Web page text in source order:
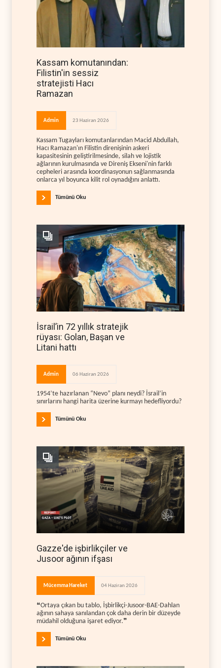
Kassam komutanından:
Filistin'in sessiz
stratejisti Hacı
Ramazan
Admin 23 Haziran 2026
Kassam Tugayları komutanlarından Macid Abdullah,
Hacı Ramazan'ın Filistin direnişinin askeri
kapasitesinin geliştirilmesinde, silah ve lojistik
ağlarının kurulmasında ve Direniş Ekseni'nin farklı
cepheleri arasında koordinasyonun sağlanmasında
onlarca yıl boyunca kilit rol oynadığını anlattı.
Tümünü Oku
İsrail’in 72 yıllık stratejik
rüyası: Golan, Başan ve
Litani hattı
Admin 06 Haziran 2026
1954’te hazırlanan “Nevo” planı neydi? İsrail’in
sınırlarını hangi harita üzerine kurmayı hedefliyordu?
Tümünü Oku
Gazze'de işbirlikçiler ve
Jusoor ağının ifşası
Mücemma Hareket 04 Haziran 2026
❝Ortaya çıkan bu tablo, İşbirlikçi-Jusoor-BAE-Dahlan
ağının sahaya sanılandan çok daha derin bir düzeyde
müdahil olduğuna işaret ediyor.❞
Tümünü Oku